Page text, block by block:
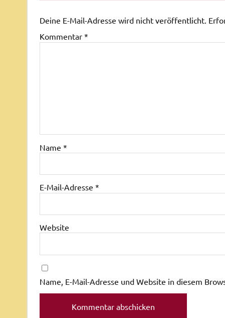
Deine E-Mail-Adresse wird nicht veröffentlicht.
Kommentar *
Name *
E-Mail-Adresse *
Website
Name, E-Mail-Adresse und Website in diesem